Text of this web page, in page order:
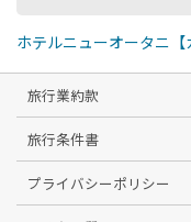
ホテルニューオータニ
旅行業約款
旅行条件書
プライバシーポリシー